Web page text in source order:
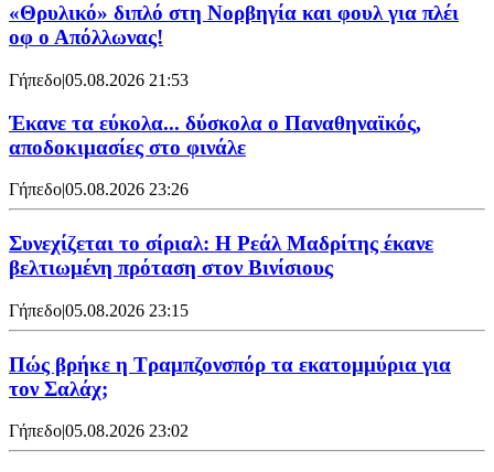
«Θρυλικό» διπλό στη Νορβηγία και φουλ για πλέι
οφ ο Απόλλωνας!
Γήπεδο|05.08.2026 21:53
Έκανε τα εύκολα... δύσκολα ο Παναθηναϊκός,
αποδοκιμασίες στο φινάλε
Γήπεδο|05.08.2026 23:26
Συνεχίζεται το σίριαλ: Η Ρεάλ Μαδρίτης έκανε
βελτιωμένη πρόταση στον Βινίσιους
Γήπεδο|05.08.2026 23:15
Πώς βρήκε η Τραμπζονσπόρ τα εκατομμύρια για
τον Σαλάχ;
Γήπεδο|05.08.2026 23:02